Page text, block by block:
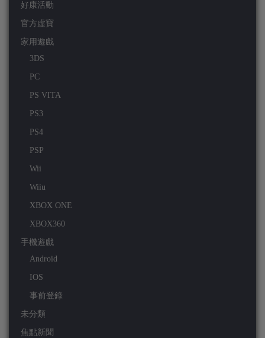
好康活動
官方虛寶
家用遊戲
3DS
PC
PS VITA
PS3
PS4
PSP
Wii
Wiiu
XBOX ONE
XBOX360
手機遊戲
Android
IOS
事前登錄
未分類
焦點新聞